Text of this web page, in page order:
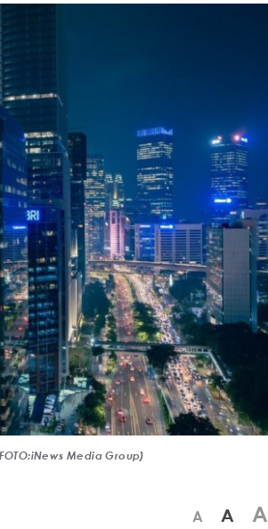
Media Group)
A A A